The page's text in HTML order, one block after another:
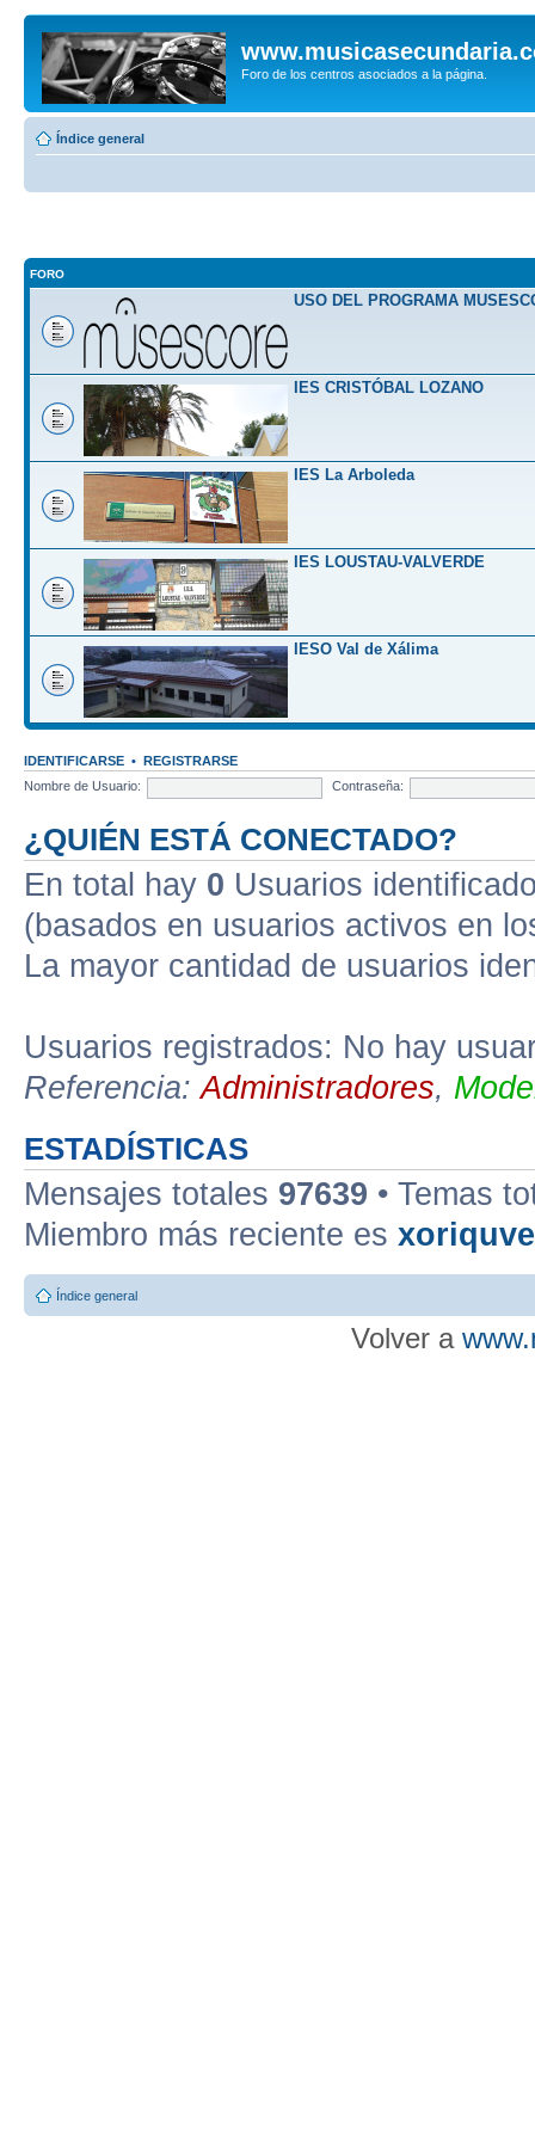
Foro de los centros asociados a la página.
Índice general
FORO
USO DEL PROGRAMA
IES CRISTÓBAL LOZANO
IES La Arboleda
IES LOUSTAU-VALVERDE
IESO Val de Xálima
IDENTIFICARSE • REGISTRARSE
Nombre de Usuario:
Contraseña:
¿QUIÉN ESTÁ CONECTADO?
En total hay 0 Usuarios
(basados en usuarios activos en
La mayor cantidad de usuarios
Usuarios registrados: No hay
Referencia:Administradores,
ESTADÍSTICAS
Mensajes totales 97639 • Temas
Miembro más reciente es
Índice general
Volver a